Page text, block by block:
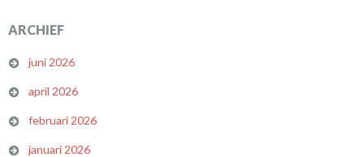
ARCHIEF
juni 2026
april 2026
februari 2026
januari 2026